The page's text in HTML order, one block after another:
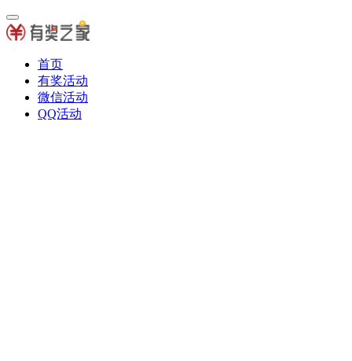
首页
有奖活动
微信活动
QQ活动